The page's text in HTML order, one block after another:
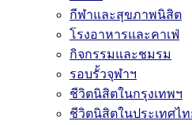
กีฬาและสุขภาพนิสิต
โรงอาหารและคาเฟ่
กิจกรรมและชมรม
รอบรั้วจุฬาฯ
ชีวิตนิสิตในกรุงเทพฯ
ชีวิตนิสิตในประเทศไท